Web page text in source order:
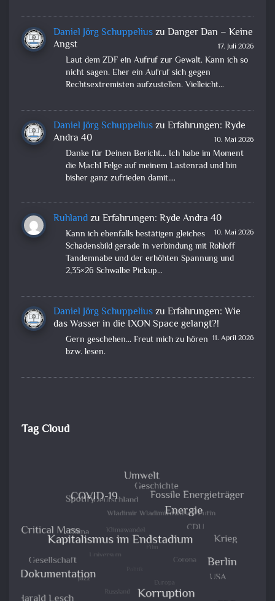
Daniel Jörg Schuppeliuszu Danger Dan – Keine
Angst
17. Juli 2026
Laut dem ZDF ein Aufruf zur Gewalt. Kann ich so
nicht sagen. Eher ein Aufruf sich gegen
Rechtsextremisten aufzustellen. Vielleicht…
Daniel Jörg Schuppeliuszu Erfahrungen: Ryde
Andra 40
10. Mai 2026
Danke für Deinen Bericht... Ich habe im Moment
die Mach1 Felge auf meinem Lastenrad und bin
bisher ganz zufrieden damit.…
Ruhlandzu Erfahrungen: Ryde Andra 40
10. Mai 2026
Kann ich ebenfalls bestätigen gleiches
Schadensbild gerade in verbindung mit Rohloff
Tandemnabe und der erhöhten Spannung und
2,35×26 Schwalbe Pickup…
Daniel Jörg Schuppeliuszu Erfahrungen: Wie
das Wasser in die IXON Space gelangt?!
11. April 2026
Gern geschehen... Freut mich zu hören
bzw. lesen.
Tag Cloud